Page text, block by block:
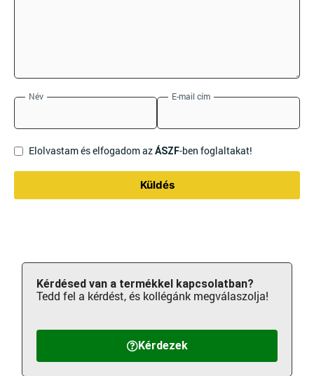
Név E-mail cím
Elolvastam és elfogadom azÁSZF-ben foglaltakat!
Küldés
Kérdezek
Kérdésed van a termékkel kapcsolatban?
Tedd fel a kérdést, és kollégánk megválaszolja!